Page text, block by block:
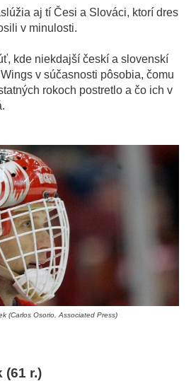
aj tí Česi a Slováci, ktorí dres
v minulosti.
kde niekdajší českí a slovenskí
v súčasnosti pôsobia, čomu
rokoch postretlo a čo ich v
(Carlos Osorio, Associated Press)
(61 r.)